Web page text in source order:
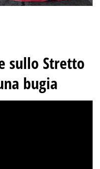
sullo Stretto
bugia